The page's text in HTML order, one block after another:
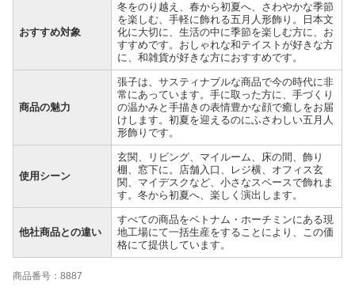
おすすめ対象
冬をのり越え、春から初夏へ、さわやかな季節
を楽しむ、手軽に飾れる五月人形飾り。日本文
化に大切に、生活の中に季節を楽しむ方に、お
すすめです。おしゃれな和テイストが好きな方
に、和雑貨が好きな方におすすめです。
商品の魅力
張子は、サスティナブルな商品で今の時代に非
常にあっています。手に取った方に、手づくり
の温かみと手描きの表情豊かな顔で癒しをお届
けします。初夏を迎えるのにふさわしい五月人
形飾りです。
使用シーン
玄関、リビング、マイルーム、床の間、飾り
棚、窓下に。店舗入口、レジ横、オフィス玄
関、マイデスクなど、小さなスペースで飾れま
す。冬から初夏へ、楽しく演出します。
他社商品との違い
すべての商品をベトナム・ホーチミンにある現
地工場にて一括生産をすることにより、この価
格にて提供しています。
商品番号：8887